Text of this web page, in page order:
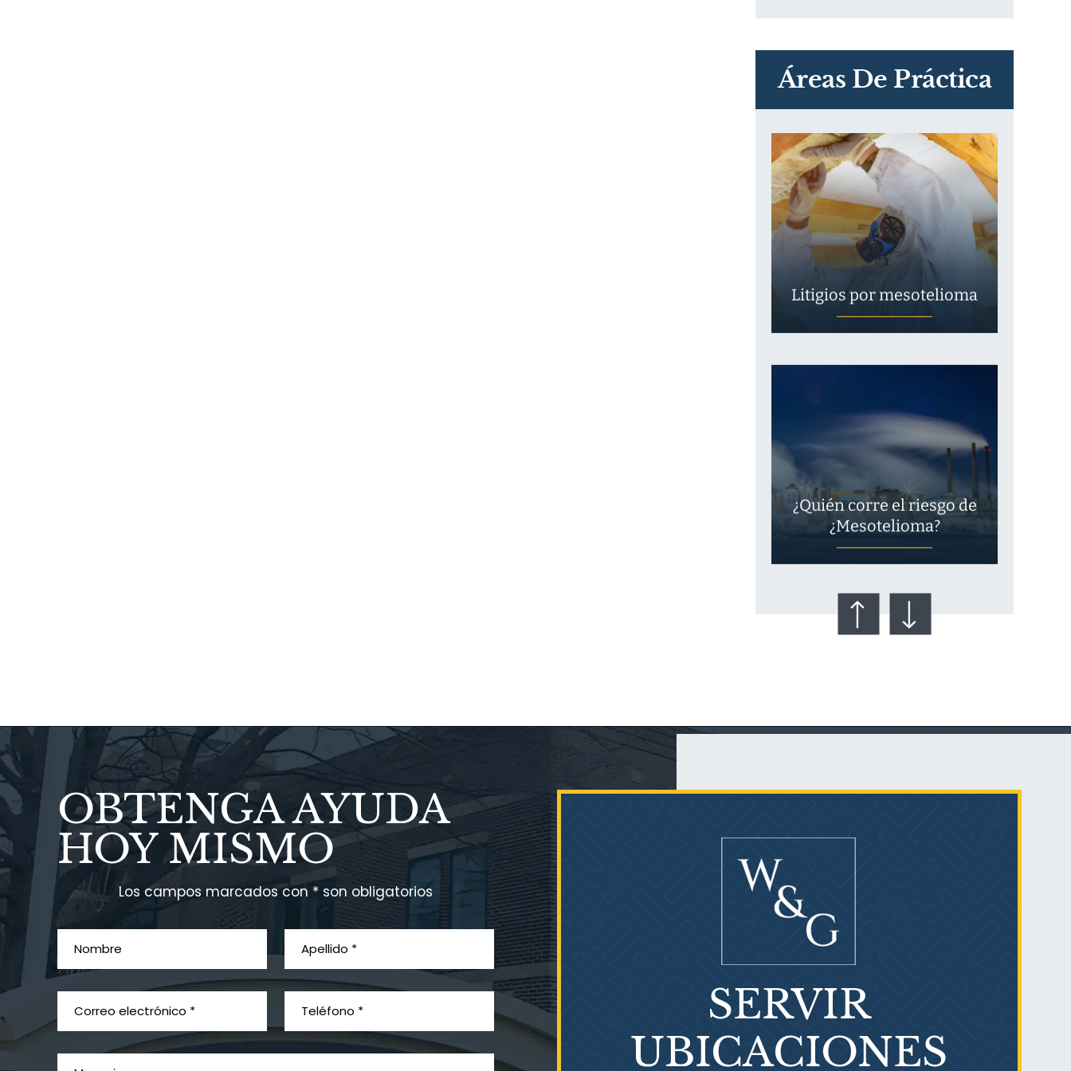
Áreas De Práctica
Litigios por mesotelioma
¿Quién corre el riesgo de
¿Mesotelioma?
Talco en polvo
¿Qué es el mesotelioma?
OBTENGA AYUDA
HOY MISMO
Los campos marcados con * son obligatorios
SERVIR
UBICACIONES